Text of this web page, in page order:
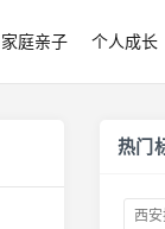
家庭亲子 个人成长
热门
西